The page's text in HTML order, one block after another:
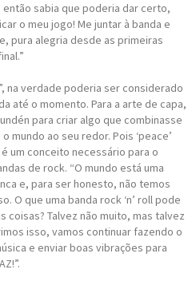
sabia que poderia dar certo,
o meu jogo! Me juntar à banda e
pura alegria desde as primeiras
na verdade poderia ser considerado
até o momento. Para a arte de capa,
para criar algo que combinasse
mundo ao seu redor. Pois ‘peace’
um conceito necessário para o
de rock. “O mundo está uma
e, para ser honesto, não temos
O que uma banda rock ‘n’ roll pode
coisas? Talvez não muito, mas talvez
isso, vamos continuar fazendo o
e enviar boas vibrações para